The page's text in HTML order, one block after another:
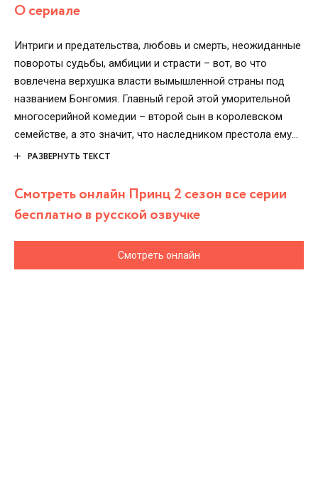
О сериале
Интриги и предательства, любовь и смерть, неожиданные
повороты судьбы, амбиции и страсти – вот, во что
вовлечена верхушка власти вымышленной страны под
названием Бонгомия. Главный герой этой уморительной
многосерийной комедии – второй сын в королевском
семействе, а это значит, что наследником престола ему
быть не суждено. Вся любовь, забота и ласка достаются
Да, да, королевская чета просто-напросто забыла дать
имя нелюбимому сыну, и теперь его величают просто
«Принц». В нелюдимом молодом человеке много
сарказма, но за этим он скрывает свою эмоциональную
хрупкость человека, которому не повезло с самого
РАЗВЕРНУТЬ ТЕКСТ
Смотреть онлайн Принц 2 сезон все серии
бесплатно в русской озвучке
Смотреть онлайн